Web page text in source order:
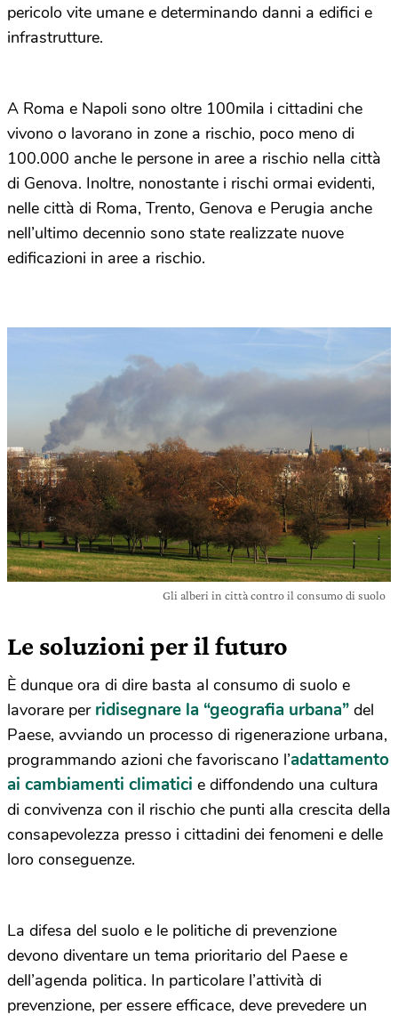
pericolo vite umane e determinando danni a edifici e
infrastrutture.
A Roma e Napoli sono oltre 100mila i cittadini che
vivono o lavorano in zone a rischio, poco meno di
100.000 anche le persone in aree a rischio nella città
di Genova. Inoltre, nonostante i rischi ormai evidenti,
nelle città di Roma, Trento, Genova e Perugia anche
nell’ultimo decennio sono state realizzate nuove
edificazioni in aree a rischio.
Gli alberi in città contro il consumo di suolo
Le soluzioni per il futuro
È dunque ora di dire basta al consumo di suolo e
lavorare per ridisegnare la “geografia urbana” del
Paese, avviando un processo di rigenerazione urbana,
programmando azioni che favoriscano l’adattamento
ai cambiamenti climatici e diffondendo una cultura
di convivenza con il rischio che punti alla crescita della
consapevolezza presso i cittadini dei fenomeni e delle
loro conseguenze.
La difesa del suolo e le politiche di prevenzione
devono diventare un tema prioritario del Paese e
dell’agenda politica. In particolare l’attività di
prevenzione, per essere efficace, deve prevedere un